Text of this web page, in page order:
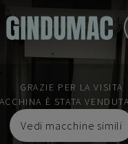
GRAZIE PER LA VISITA
È STATA
Vedi macchine simili